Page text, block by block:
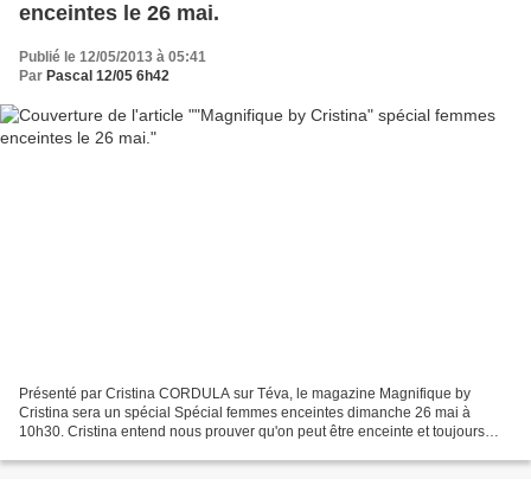
enceintes le 26 mai.
Publié le 12/05/2013 à 05:41
Par Pascal 12/05 6h42
Présenté par Cristina CORDULA sur Téva, le magazine Magnifique by
Cristina sera un spécial Spécial femmes enceintes dimanche 26 mai à
10h30. Cristina entend nous prouver qu'on peut être enceinte et toujours